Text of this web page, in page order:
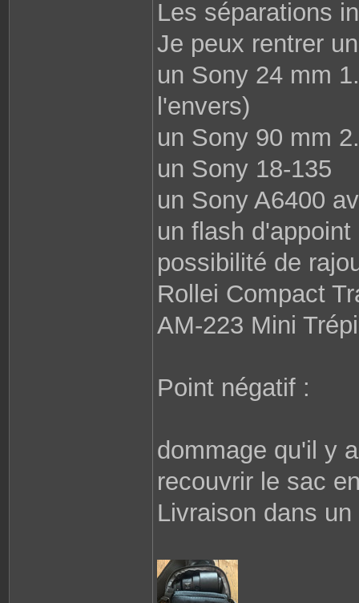
Les séparations
Je peux rentrer
un Sony 24 mm
l'envers)
un Sony 90 mm
un Sony 18-135
un Sony A6400
un flash
possibilité de
Rollei Compact
AM-223 Mini
Point négatif :
dommage qu'il y
recouvrir le sac
Livraison dans